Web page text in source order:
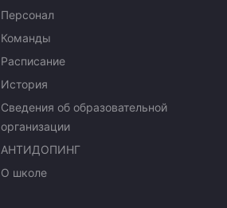
Персонал
Команды
Расписание
История
Сведения об образовательной
организации
АНТИДОПИНГ
О школе